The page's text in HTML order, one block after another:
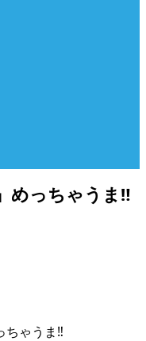
めっちゃうま‼︎
ゃうま‼︎